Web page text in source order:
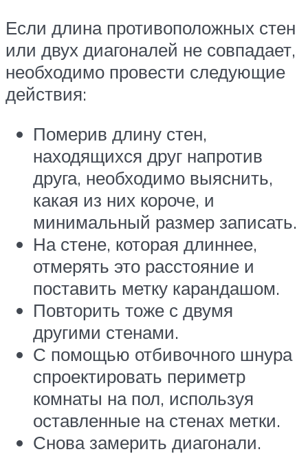
Если длина противоположных стен
или двух диагоналей не совпадает,
необходимо провести следующие
действия:
Померив длину стен,
находящихся друг напротив
друга, необходимо выяснить,
какая из них короче, и
минимальный размер записать.
На стене, которая длиннее,
отмерять это расстояние и
поставить метку карандашом.
Повторить тоже с двумя
другими стенами.
С помощью отбивочного шнура
спроектировать периметр
комнаты на пол, используя
оставленные на стенах метки.
Снова замерить диагонали.